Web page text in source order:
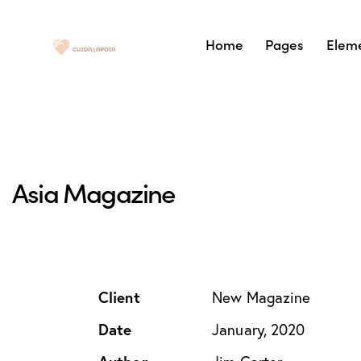
Home Pages
Asia Magazine
Client
New Magazine
Date
January, 2020